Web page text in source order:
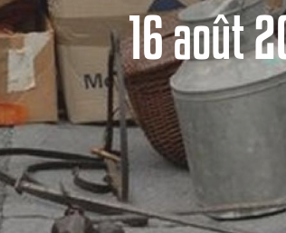
16 août